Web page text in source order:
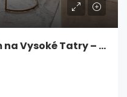
3 izbový byt s výhľadom na Vysoké Tatry – Karpatská Residence